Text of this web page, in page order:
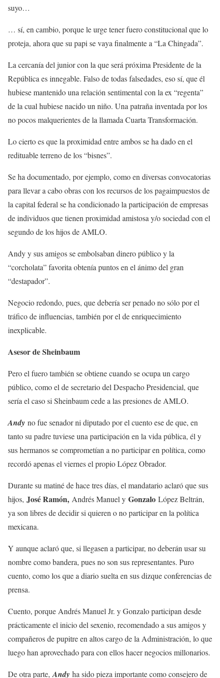
suyo…
… sí, en cambio, porque le urge tener fuero constitucional que lo
proteja, ahora que su papi se vaya finalmente a “La Chingada”.
La cercanía del junior con la que será próxima Presidente de la
República es innegable. Falso de todas falsedades, eso sí, que él
hubiese mantenido una relación sentimental con la ex “regenta”
de la cual hubiese nacido un niño. Una patraña inventada por los
no pocos malquerientes de la llamada Cuarta Transformación.
Lo cierto es que la proximidad entre ambos se ha dado en el
redituable terreno de los “bisnes”.
Se ha documentado, por ejemplo, como en diversas convocatorias
para llevar a cabo obras con los recursos de los pagaimpuestos de
la capital federal se ha condicionado la participación de empresas
de individuos que tienen proximidad amistosa y/o sociedad con el
segundo de los hijos de AMLO.
Andy y sus amigos se embolsaban dinero público y la
“corcholata” favorita obtenía puntos en el ánimo del gran
“destapador”.
Negocio redondo, pues, que debería ser penado no sólo por el
tráfico de influencias, también por el de enriquecimiento
inexplicable.
Asesor de Sheinbaum
Pero el fuero también se obtiene cuando se ocupa un cargo
público, como el de secretario del Despacho Presidencial, que
sería el caso si Sheinbaum cede a las presiones de AMLO.
Andy no fue senador ni diputado por el cuento ese de que, en
tanto su padre tuviese una participación en la vida pública, él y
sus hermanos se comprometían a no participar en política, como
recordó apenas el viernes el propio López Obrador.
Durante su matiné de hace tres días, el mandatario aclaró que sus
hijos, José Ramón, Andrés Manuel y Gonzalo López Beltrán,
ya son libres de decidir si quieren o no participar en la política
mexicana.
Y aunque aclaró que, si llegasen a participar, no deberán usar su
nombre como bandera, pues no son sus representantes. Puro
cuento, como los que a diario suelta en sus dizque conferencias de
prensa.
Cuento, porque Andrés Manuel Jr. y Gonzalo participan desde
prácticamente el inicio del sexenio, recomendado a sus amigos y
compañeros de pupitre en altos cargo de la Administración, lo que
luego han aprovechado para con ellos hacer negocios millonarios.
De otra parte, Andy ha sido pieza importante como consejero de